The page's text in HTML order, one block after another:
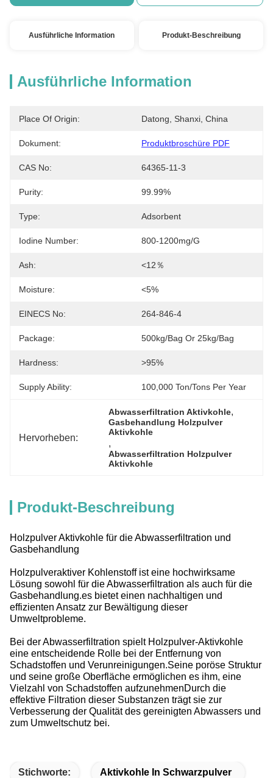
Ausführliche Information Produkt-Beschreibung
Ausführliche Information
Place Of Origin: Datong, Shanxi, China
Dokument: Produktbroschüre PDF
CAS No: 64365-11-3
Purity: 99.99%
Type: Adsorbent
Iodine Number: 800-1200mg/g
Ash: <12％
Moisture: <5%
EINECS No: 264-846-4
Package: 500kg/bag Or 25kg/bag
Hardness: >95%
Supply Ability: 100,000 Ton/Tons Per Year
Hervorheben:
Abwasserfiltration Aktivkohle,
Gasbehandlung Holzpulver
Aktivkohle
,
Abwasserfiltration Holzpulver
Aktivkohle
Produkt-Beschreibung
Holzpulver Aktivkohle für die Abwasserfiltration und
Gasbehandlung
Holzpulveraktiver Kohlenstoff ist eine hochwirksame
Lösung sowohl für die Abwasserfiltration als auch für die
Gasbehandlung.es bietet einen nachhaltigen und
effizienten Ansatz zur Bewältigung dieser
Umweltprobleme.
Bei der Abwasserfiltration spielt Holzpulver-Aktivkohle
eine entscheidende Rolle bei der Entfernung von
Schadstoffen und Verunreinigungen.Seine poröse Struktur
und seine große Oberfläche ermöglichen es ihm, eine
Vielzahl von Schadstoffen aufzunehmenDurch die
effektive Filtration dieser Substanzen trägt sie zur
Verbesserung der Qualität des gereinigten Abwassers und
zum Umweltschutz bei.
Stichworte: Aktivkohle In Schwarzpulver